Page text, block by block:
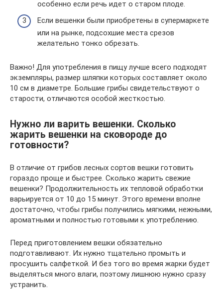
особенно если речь идет о старом плоде.
Если вешенки были приобретены в супермаркете
или на рынке, подсохшие места срезов
желательно тонко обрезать.
Важно! Для употребления в пищу лучше всего подходят
экземпляры, размер шляпки которых составляет около
10 см в диаметре. Большие грибы свидетельствуют о
старости, отличаются особой жесткостью.
Нужно ли варить вешенки. Сколько
жарить вешенки на сковороде до
готовности?
В отличие от грибов лесных сортов вешки готовить
гораздо проще и быстрее. Сколько жарить свежие
вешенки? Продолжительность их тепловой обработки
варьируется от 10 до 15 минут. Этого времени вполне
достаточно, чтобы грибы получились мягкими, нежными,
ароматными и полностью готовыми к употреблению.
Перед приготовлением вешки обязательно
подготавливают. Их нужно тщательно промыть и
просушить салфеткой. И без того во время жарки будет
выделяться много влаги, поэтому лишнюю нужно сразу
устранить.